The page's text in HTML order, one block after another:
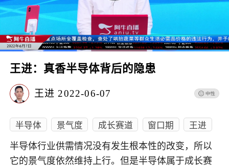
王进：真香半导体背后的隐患
王进 2022-06-07
半导体 景气度 成长赛道 窗口期 王进
半导体行业供需情况没有发生根本性的改变，所以
它的景气度依然维持上行。但是半导体属于成长赛